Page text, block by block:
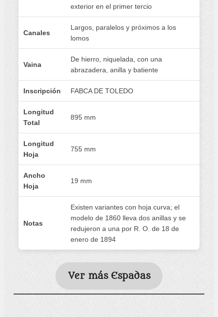
exterior en el primer tercio
Canales
Largos, paralelos y próximos a los
lomos
Vaina
De hierro, niquelada, con una
abrazadera, anilla y batiente
Inscripción FABCA DE TOLEDO
Longitud
Total
895 mm
Longitud
Hoja
755 mm
Ancho
Hoja
19 mm
Notas
Existen variantes con hoja curva; el
modelo de 1860 lleva dos anillas y se
redujeron a una por R. O. de 18 de
enero de 1894
Ver más Espadas